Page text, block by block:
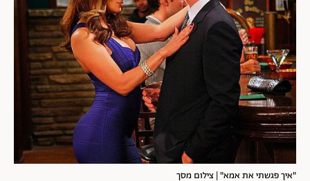
"איך פגשתי את אמא" | צילום מסך